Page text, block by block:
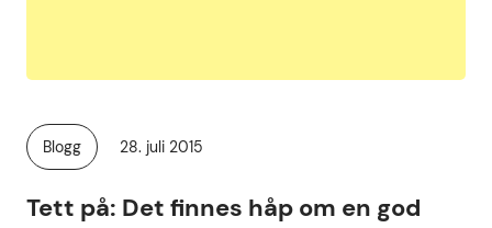
Tett på: Det finnes håp om en god
Kategori:
Blogg Publisert
28. juli 2015